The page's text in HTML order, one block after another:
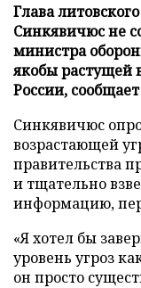
Глава
Синкявичюс не
министра
якобы растущей
России,
Синкявичюс
возрастающей
правительства
и тщательно
информацию,
«Я хотел бы
уровень угроз
он просто